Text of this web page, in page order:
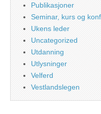
Publikasjoner
Seminar, kurs og
Ukens leder
Uncategorized
Utdanning
Utlysninger
Velferd
Vestlandslegen